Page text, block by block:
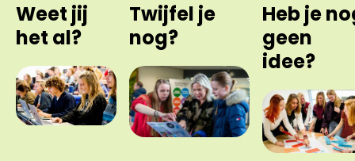
Weet jij
het al?
Twijfel je
nog?
Heb je
geen
idee?